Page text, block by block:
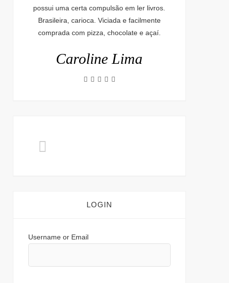
possui uma certa compulsão em ler livros.
Brasileira, carioca. Viciada e facilmente
comprada com pizza, chocolate e açaí.
Caroline Lima
LOGIN
Username or Email